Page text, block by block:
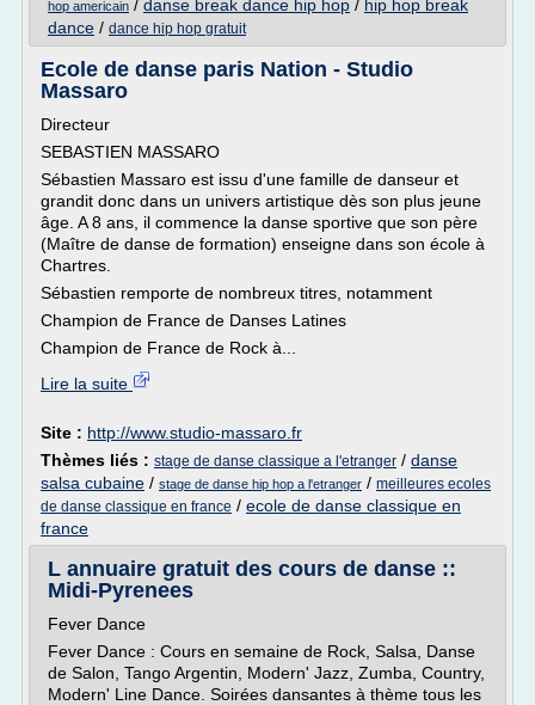
hop americain / danse break dance hip hop / hip hop break
dance / dance hip hop gratuit
Ecole de danse paris Nation - Studio
Massaro
Directeur
SEBASTIEN MASSARO
Sébastien Massaro est issu d'une famille de danseur et
grandit donc dans un univers artistique dès son plus jeune
âge. A 8 ans, il commence la danse sportive que son père
(Maître de danse de formation) enseigne dans son école à
Chartres.
Sébastien remporte de nombreux titres, notamment
Champion de France de Danses Latines
Champion de France de Rock à...
Lire la suite
Site : http://www.studio-massaro.fr
Thèmes liés : stage de danse classique a l'etranger / danse
salsa cubaine / stage de danse hip hop a l'etranger / meilleures ecoles
de danse classique en france / ecole de danse classique en
france
L annuaire gratuit des cours de danse ::
Midi-Pyrenees
Fever Dance
Fever Dance : Cours en semaine de Rock, Salsa, Danse
de Salon, Tango Argentin, Modern' Jazz, Zumba, Country,
Modern' Line Dance. Soirées dansantes à thème tous les